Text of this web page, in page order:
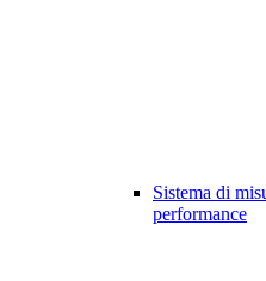
Sistema di
performance